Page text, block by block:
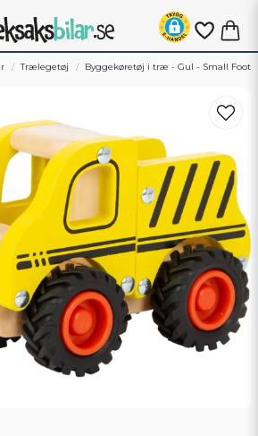
Trælegetøj Byggekøretøj i træ - Gul - Small Foot